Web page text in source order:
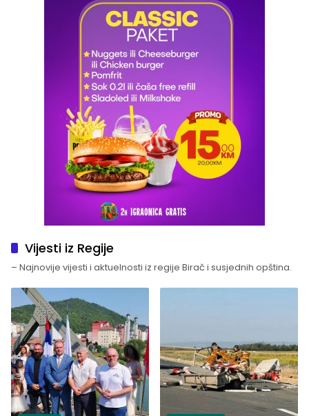
Vijesti iz Regije
– Najnovije vijesti i aktuelnosti iz regije Birač i susjednih opština.